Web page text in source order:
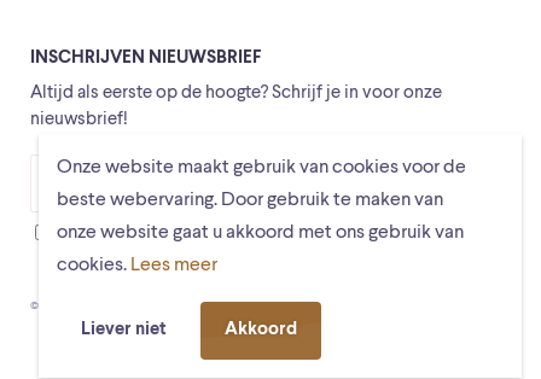
Onze website maakt gebruik van cookies voor de
beste webervaring. Door gebruik te maken van
onze website gaat u akkoord met ons gebruik van
cookies. Lees meer
Liever niet Akkoord
INSCHRIJVEN NIEUWSBRIEF
Altijd als eerste op de hoogte? Schrijf je in voor onze
nieuwsbrief!
Ik ga ermee akkoord dat mijn gegevens worden opgeslagen
© Schiermonnikoogfestival 2026 Voorwaarden